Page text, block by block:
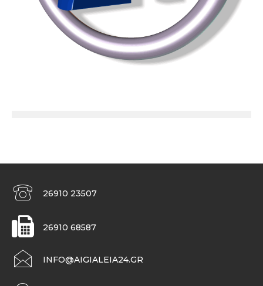
26910 23507
26910 68587
INFO@AIGIALEIA24.GR